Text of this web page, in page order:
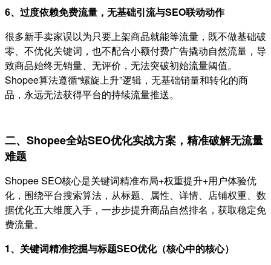
6、过度依赖免费流量，无基础引流与SEO联动动作
很多新手卖家误以为只要上架商品就能等流量，既不做基础破
零、不优化关键词，也不配合小额付费广告撬动自然流量，导
致商品始终无销量、无评价，无法突破初始流量阈值。
Shopee算法遵循“螺旋上升”逻辑，无基础销量和转化的商
品，永远无法获得平台的持续流量推送。
二、Shopee全站SEO优化实战方案，精准破解无流量
难题
Shopee SEO核心是关键词精准布局+权重提升+用户体验优
化，围绕平台搜索算法，从标题、属性、详情、店铺权重、数
据优化五大维度入手，一步步提升商品自然排名，获取稳定免
费流量。
1、关键词精准挖掘与标题SEO优化（核心中的核心）